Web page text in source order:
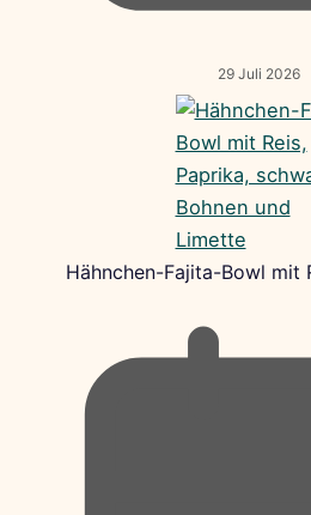
29 Juli 2026
Hähnchen-Fajita-Bowl mit